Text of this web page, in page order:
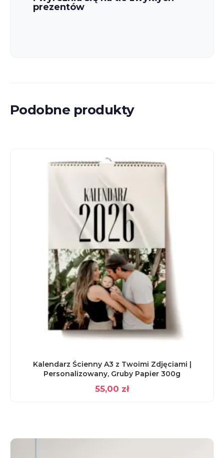
prezentów
Podobne produkty
Kalendarz Ścienny A3 z Twoimi Zdjęciami |
Personalizowany, Gruby Papier 300g
55,00 zł